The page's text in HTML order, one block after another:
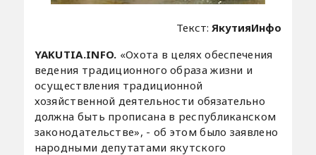
Текст:ЯкутияИнфо
YAKUTIA.INFO. «Охота в целях обеспечения
ведения традиционного образа жизни и
осуществления традиционной
хозяйственной деятельности обязательно
должна быть прописана в республиканском
законодательстве», - об этом было заявлено
народными депутатами якутского